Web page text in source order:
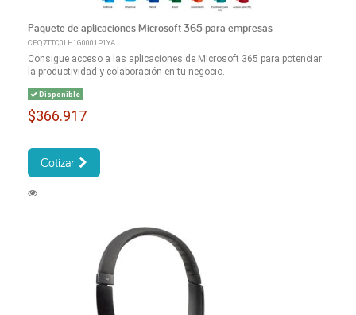
Paquete de aplicaciones Microsoft 365 para empresas
CFQ7TTC0LH1G0001P1YA
Consigue acceso a las aplicaciones de Microsoft 365 para potenciar
la productividad y colaboración en tu negocio.
Disponible
$366.917
Cotizar